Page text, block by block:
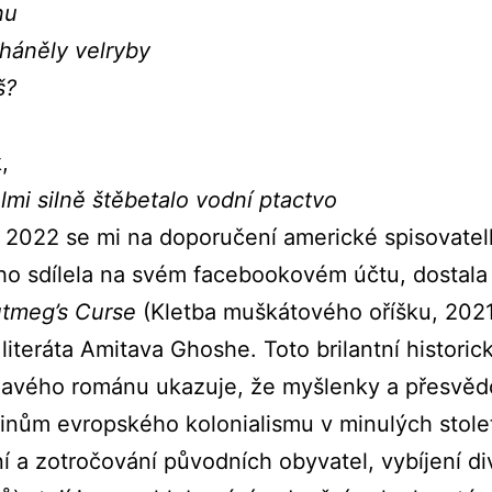
velryby
silně štěbetalo vodní ptactvo
se mi na doporučení americké
sdílela na svém facebookovém účtu,
Curse (Kletba muškátového oříšku,
Amitava Ghoshe. Toto brilantní
románu ukazuje, že myšlenky a
evropského kolonialismu v minulých
a zotročování původních obyvatel, vybíjení